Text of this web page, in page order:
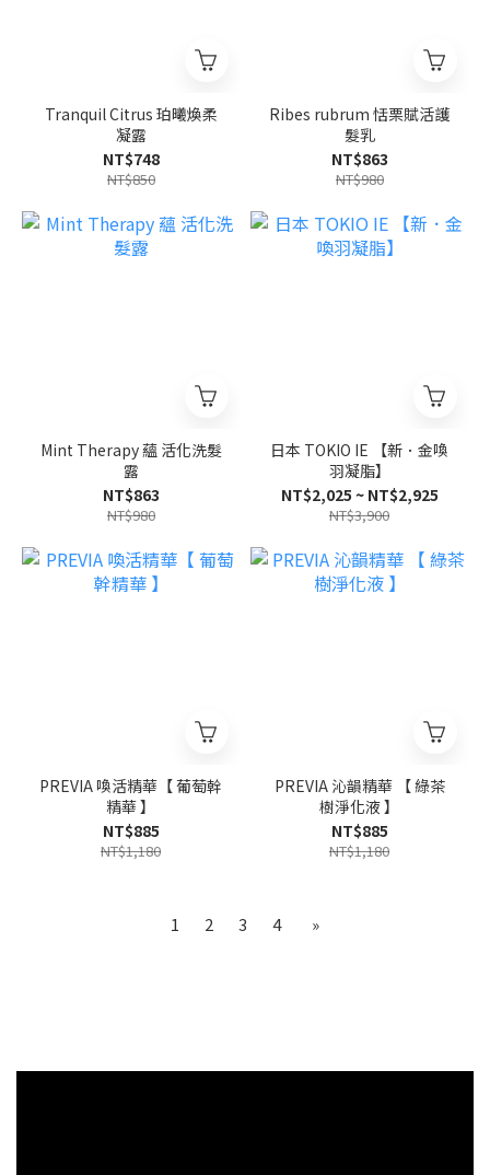
Tranquil Citrus 珀曦煥柔
凝露
NT$748
NT$850
Ribes rubrum 恬栗賦活護
髮乳
NT$863
NT$980
Mint Therapy 蘊 活化洗髮
露
NT$863
NT$980
日本 TOKIO IE 【新．金喚
羽凝脂】
NT$2,025 ~ NT$2,925
NT$3,900
PREVIA 喚活精華【 葡萄幹
精華 】
NT$885
NT$1,180
PREVIA 沁韻精華 【 綠茶
樹淨化液 】
NT$885
NT$1,180
1 2 3 4 »